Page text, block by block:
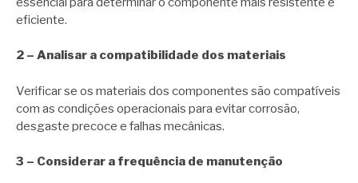
eficiente.
2 – Analisar a compatibilidade dos materiais
Verificar se os materiais dos componentes são compatíveis
com as condições operacionais para evitar corrosão,
desgaste precoce e falhas mecânicas.
3 – Considerar a frequência de manutenção